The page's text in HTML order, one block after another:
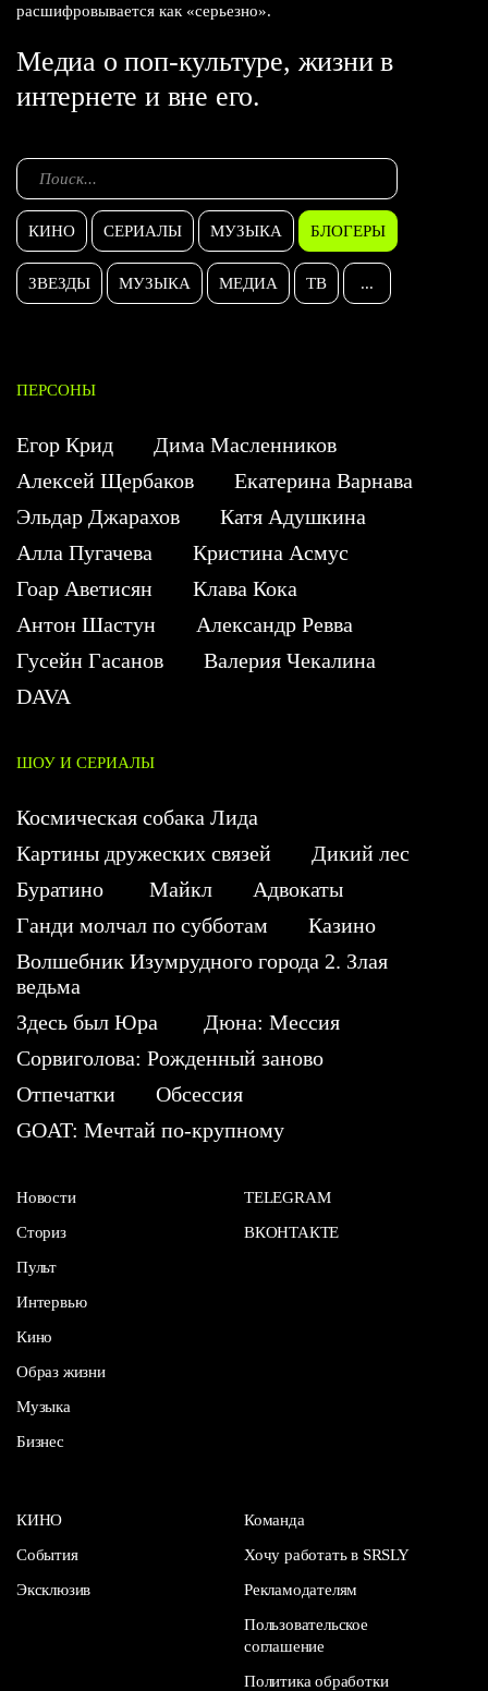
расшифровывается как «серьезно».
Медиа о поп-культуре, жизни в
интернете и вне его.
КИНО СЕРИАЛЫ МУЗЫКА БЛОГЕРЫ
ЗВЕЗДЫ МУЗЫКА МЕДИА ТВ ...
ПЕРСОНЫ
Егор Крид
Дима Масленников
Алексей Щербаков
Екатерина Варнава
Эльдар Джарахов
Катя Адушкина
Алла Пугачева
Кристина Асмус
Гоар Аветисян
Клава Кока
Антон Шастун
Александр Ревва
Гусейн Гасанов
Валерия Чекалина
DAVA
ШОУ И СЕРИАЛЫ
Космическая собака Лида
Картины дружеских связей
Дикий лес
Буратино
Майкл
Адвокаты
Ганди молчал по субботам
Казино
Волшебник Изумрудного города 2. Злая
ведьма
Здесь был Юра
Дюна: Мессия
Сорвиголова: Рожденный заново
Отпечатки
Обсессия
GOAT: Мечтай по-крупному
Новости
Сториз
Пульт
Интервью
Кино
Образ жизни
Музыка
Бизнес
TELEGRAM
ВКОНТАКТЕ
КИНО
События
Эксклюзив
Команда
Хочу работать в SRSLY
Рекламодателям
Пользовательское
соглашение
Политика обработки